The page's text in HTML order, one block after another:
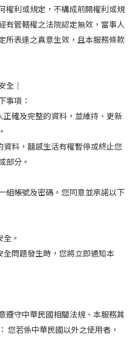
權利或規定，不構成前開權利或規
有管轄權之法院認定無效，當事人
所表達之真意生效，且本服務條款
全｜
事項：
確及完整的資料，並維持、更新
料，囍感生活有權暫停或終止您
部分。
組帳號及密碼。您同意並承諾以下
。
問題發生時，您將立即通知本
遵守中華民國相關法規、本服務其
您若係中華民國以外之使用者，